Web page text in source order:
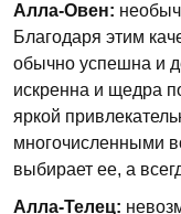
Алла-Овен:
Благодаря этим
обычно успешна и
искренна и щедра
яркой
многочисленными
выбирает ее, а
Алла-Телец: